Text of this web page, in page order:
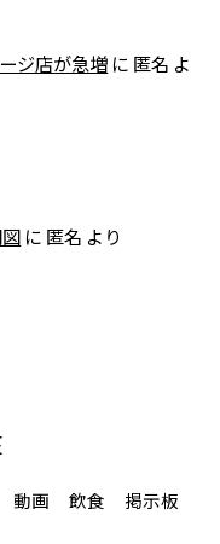
ジ店が急増 に 匿名 よ
に 匿名 より
動画 飲食
掲示板